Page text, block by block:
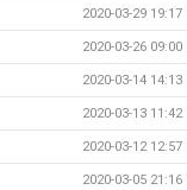
2020-03-29 19:17
2020-03-26 09:00
2020-03-14 14:13
2020-03-13 11:42
2020-03-12 12:57
2020-03-05 21:16